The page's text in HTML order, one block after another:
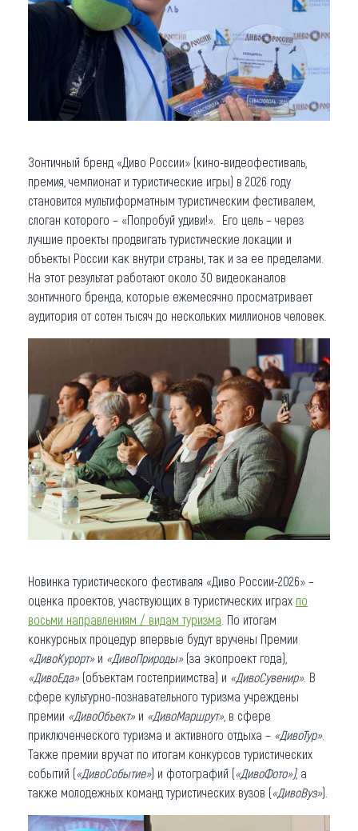
Зонтичный бренд «Диво России» (кино-видеофестиваль,
премия, чемпионат и туристические игры) в 2026 году
становится мультиформатным туристическим фестивалем,
слоган которого – «Попробуй удиви!». Его цель – через
лучшие проекты продвигать туристические локации и
объекты России как внутри страны, так и за ее пределами.
На этот результат работают около 30 видеоканалов
зонтичного бренда, которые ежемесячно просматривает
аудитория от сотен тысяч до нескольких миллионов человек.
Новинка туристического фестиваля «Диво России-2026» –
оценка проектов, участвующих в туристических играх по
восьми направлениям / видам туризма . По итогам
конкурсных процедур впервые будут вручены Премии
«ДивоКурорт»и «ДивоПрироды»(за экопроект года),
«ДивоЕда»(объектам гостеприимства) и «ДивоСувенир». В
сфере культурно-познавательного туризма учреждены
премии «ДивоОбъект»и «ДивоМаршрут», в сфере
приключенческого туризма и активного отдыха – «ДивоТур».
Также премии вручат по итогам конкурсов туристических
событий («ДивоСобытие») и фотографий («ДивоФото»), а
также молодежных команд туристических вузов («ДивоВуз»).